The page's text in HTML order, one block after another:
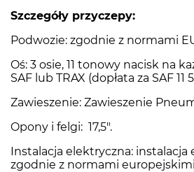
Szczegóły przyczepy:
Podwozie: zgodnie z normami
Oś: 3 osie, 11 tonowy nacisk na
SAF lub TRAX (dopłata za SAF 11
Zawieszenie: Zawieszenie
Opony i felgi: 17,5″.
Instalacja elektryczna: instalacja
zgodnie z normami